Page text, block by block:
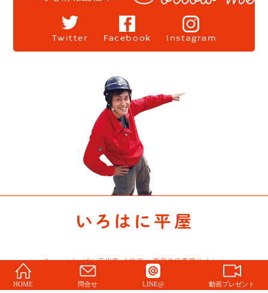
Twitter Facebook Instagram
Copyright (C) 石川県 小松市 | 平屋住宅専門サイト |
Story All Rights Reserved.
HOME 問合せ LINE@ 動画プレゼント